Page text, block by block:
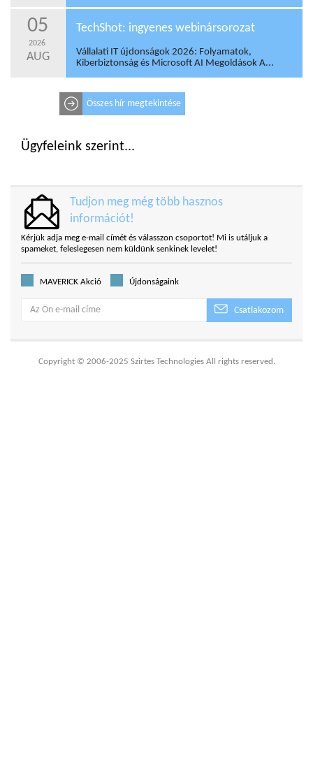
05
2026
AUG
TechShot: ingyenes webinársorozat
Vállalati IT újdonságok 2026: Folyamatok,
Kiberbiztonság és Microsoft AI Megoldások A...
Összes hír megtekintése
Ügyfeleink szerint...
Tudjon meg még több hasznos
információt!
Kérjük adja meg e-mail címét és válasszon csoportot! Mi is utáljuk a
spameket, feleslegesen nem küldünk senkinek levelet!
MAVERICK Akció Újdonságaink
Csatlakozom
Copyright © 2006-2025 Szirtes Technologies All rights reserved.